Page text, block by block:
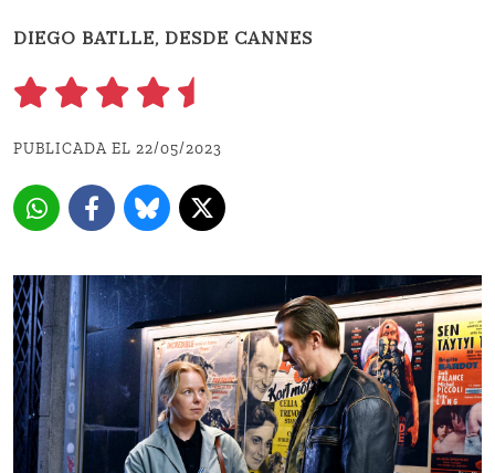
DIEGO BATLLE, DESDE CANNES
PUBLICADA EL 22/05/2023